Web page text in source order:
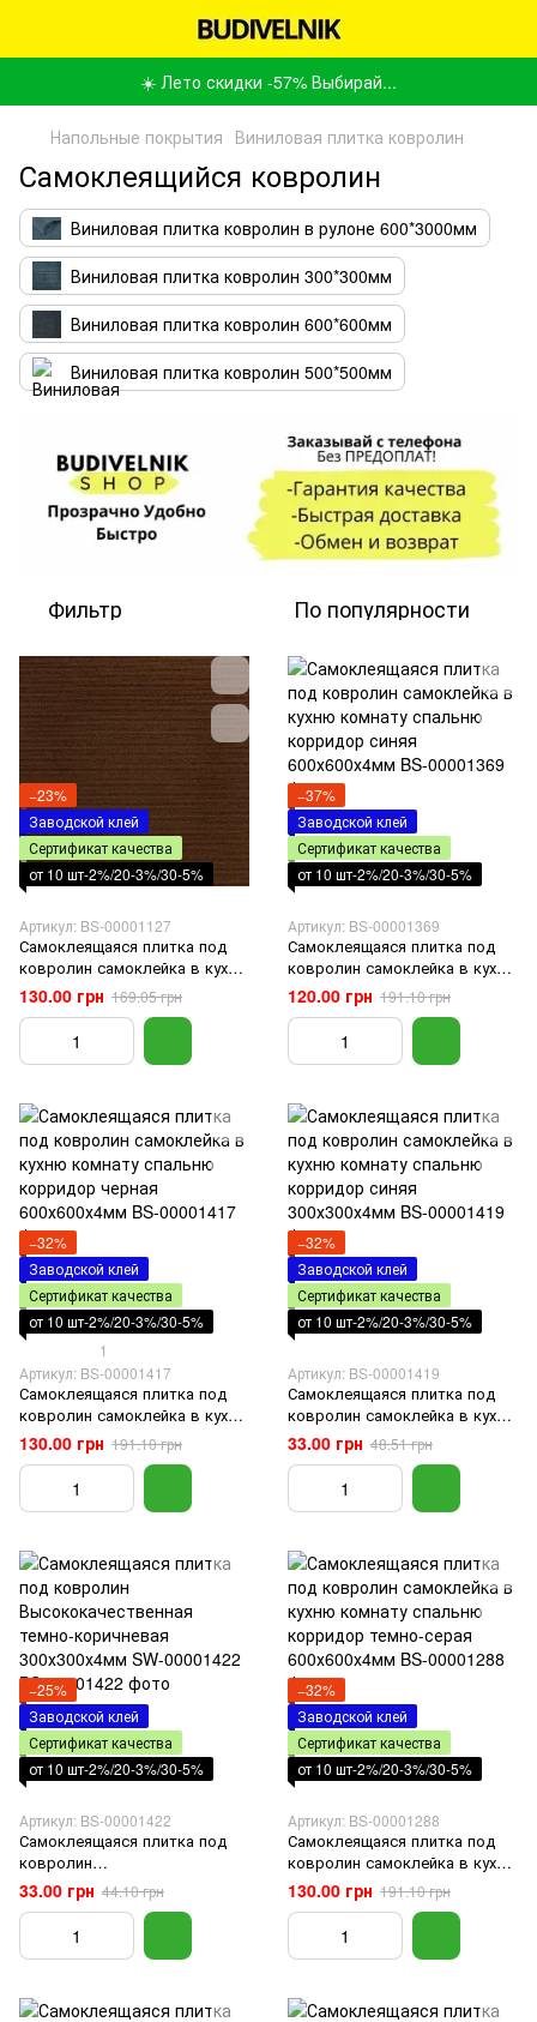
☀️ Лето скидки -57% Выбирай...
Напольные покрытия Виниловая плитка ковролин
Самоклеящийся ковролин
Виниловая плитка ковролин в рулоне 600*3000мм
Виниловая плитка ковролин 300*300мм
Виниловая плитка ковролин 600*600мм
Виниловая плитка ковролин 500*500мм
Фильтр По популярности
−23%
Заводской клей
Сертификат качества
от 10 шт-2%/20-3%/30-5%
Артикул: BS-00001127
Самоклеящаяся плитка под
ковролин самоклейка в кухню
комнату спальню корридор
темно-коричневая
600х600х4мм
130.00 грн 169.05 грн
−37%
Заводской клей
Сертификат качества
от 10 шт-2%/20-3%/30-5%
Артикул: BS-00001369
Самоклеящаяся плитка под
ковролин самоклейка в кухню
комнату спальню корридор
синяя 600х600х4мм
120.00 грн 191.10 грн
−32%
Заводской клей
Сертификат качества
от 10 шт-2%/20-3%/30-5%
1
Артикул: BS-00001417
Самоклеящаяся плитка под
ковролин самоклейка в кухню
комнату спальню корридор
черная 600х600х4мм
130.00 грн 191.10 грн
−32%
Заводской клей
Сертификат качества
от 10 шт-2%/20-3%/30-5%
Артикул: BS-00001419
Самоклеящаяся плитка под
ковролин самоклейка в кухню
комнату спальню корридор
синяя 300х300х4мм
33.00 грн 48.51 грн
−25%
Заводской клей
Сертификат качества
от 10 шт-2%/20-3%/30-5%
Артикул: BS-00001422
Самоклеящаяся плитка под
ковролин
Высококачественная темно-
коричневая 300х300х4мм SW-
00001422
33.00 грн 44.10 грн
−32%
Заводской клей
Сертификат качества
от 10 шт-2%/20-3%/30-5%
Артикул: BS-00001288
Самоклеящаяся плитка под
ковролин самоклейка в кухню
комнату спальню корридор
темно-серая 600х600х4мм
130.00 грн 191.10 грн